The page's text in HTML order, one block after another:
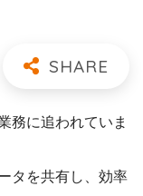
務に追われていま
タを共有し、効率